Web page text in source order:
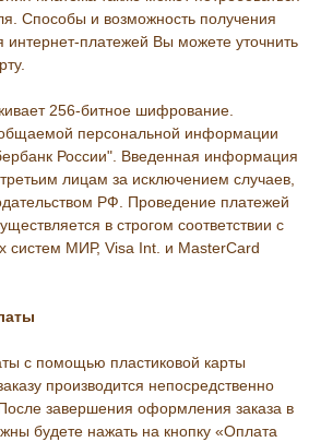
Способы и возможность получения
платежей Вы можете уточнить
256-битное шифрование.
персональной информации
России". Введенная информация
лицам за исключением случаев,
РФ. Проведение платежей
в строгом соответствии с
систем МИР, Visa Int. и MasterCard
с помощью пластиковой карты
производится непосредственно
завершения оформления заказа в
будете нажать на кнопку «Оплата